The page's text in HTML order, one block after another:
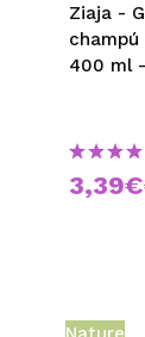
Ziaja -
champú
400 ml
3,39€